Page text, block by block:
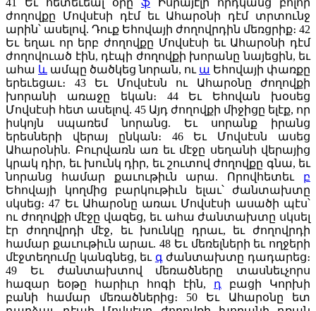
41 Եւ հետեւեալ օրը ֆ
Իսրայէլի որդկանց բոլոր
ժողովքը Մովսէսի դէմ եւ Ահարօնի դէմ տրտունջ
արին՝ ասելով. Դուք Եհովայի ժողովրդին մեռցրիք։ 42
Եւ եղաւ որ երբ ժողովքը Մովսէսի եւ Ահարօնի դէմ
ժողովուած էին, դէպի ժողովքի խորանը նայեցին, եւ
ահա և ամպը ծածկեց նորան, ու ա Եհովայի փառքը
երեւեցաւ։ 43
Եւ Մովսէսն ու Ահարօնը ժողովքի
խորանի առաջը եկան։ 44
Եւ Եհովան խօսեց
Մովսէսի հետ ասելով. 45 Այդ ժողովքի միջիցը ելէք, որ
իսկոյն սպառեմ նորանց. Եւ սորանք իրանց
երեսների վերայ ընկան։ 46
Եւ Մովսէսն ասեց
Ահարօնին. Բուրվառն առ եւ մէջը սեղանի վերայից
կրակ դիր, եւ խունկ դիր, եւ շուտով ժողովքը գնա, եւ
նորանց համար քաւութիւն արա. Որովհետեւ բ
Եհովայի կողմից բարկութիւն ելաւ՝ ժանտախտը
սկսեց։47 Եւ Ահարօնը առաւ Մովսէսի ասածի պէս՝
ու ժողովքի մէջը վազեց, եւ ահա ժանտախտը սկսել
էր ժողովրդի մէջ, եւ խունկը դրաւ, եւ ժողովրդի
համար քաւութիւն արաւ.48 Եւ մեռելների եւ ողջերի
մէջտեղումը կանգնեց, եւ գ ժանտախտը դադարեց։
49
Եւ ժանտախտով մեռածները տասնեւչորս
հազար եօթը հարիւր հոգի էին, դ
բացի Կորխի
բանի համար մեռածներից։ 50
Եւ Ահարօնը ետ